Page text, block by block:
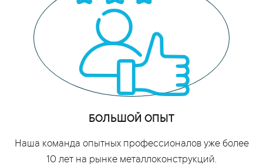
БОЛЬШОЙ ОПЫТ
Наша команда опытных профессионалов уже более
10 лет на рынке металлоконструкций.